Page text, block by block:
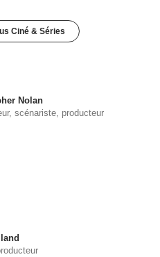
Ciné & Séries
Nolan
scénariste, producteur